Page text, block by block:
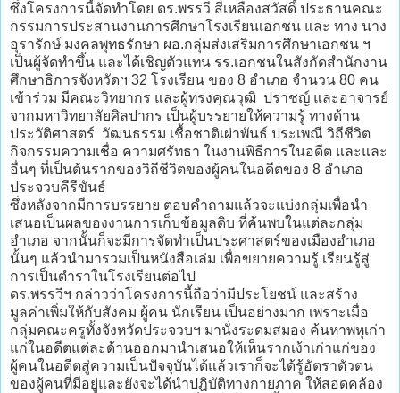
ซึ่งโครงการนี้จัดทำโดย ดร.พรรวี สีเหลืองสวัสดิ์ ประธานคณะ
กรรมการประสานงานการศึกษาโรงเรียนเอกชน และ ทาง นาง
อุรารักษ์ มงคลพุทธรักษา ผอ.กลุ่มส่งเสริมการศึกษาเอกชน ฯ
เป็นผู้จัดทำขึ้น และได้เชิญตัวแทน รร.เอกชนในสังกัดสำนักงาน
ศึกษาธิการจังหวัดฯ 32 โรงเรียน ของ 8 อำเภอ จำนวน 80 คน
เข้าร่วม มีคณะวิทยากร และผู้ทรงคุณวุฒิ ปราชญ์ และอาจารย์
จากมหาวิทยาลัยศิลปากร เป็นผู้บรรยายให้ความรู้ ทางด้าน
ประวัติศาสตร์ วัฒนธรรม เชื้อชาติเผ่าพันธ์ ประเพณี วิถีชีวิต
กิจกรรมความเชื่อ ความศรัทธา ในงานพิธีการในอดีต และและ
อื่นๆ ที่เป็นต้นรากของวิถีชีวิตของผู้คนในอดีตของ 8 อำเภอ
ประจวบคีรีขันธ์
ซึ่งหลังจากมีการบรรยาย ตอบคำถามแล้วจะแบ่งกลุ่มเพื่อนำ
เสนอเป็นผลของงานการเก็บข้อมูลดิบ ที่ค้นพบในแต่ละกลุ่ม
อำเภอ จากนั้นก็จะมีการจัดทำเป็นประศาสตร์ของเมืองอำเภอ
นั้นๆ แล้วนำมารวมเป็นหนังสือเล่ม เพื่อขยายความรู้ เรียนรู้สู่
การเป็นตำราในโรงเรียนต่อไป
ดร.พรรวีฯ กล่าวว่าโครงการนี้ถือว่ามีประโยชน์ และสร้าง
มูลค่าเพิ่มให้กับสังคม ผู้คน นักเรียน เป็นอย่างมาก เพราะเมื่อ
กลุ่มคณะครูทั้งจังหวัดประจวบฯ มานั่งระดมสมอง ค้นหาพหุเก่า
แก่ในอดีตแต่ละด้านออกมานำเสนอให้เห็นรากเง้าเก่าแก่ของ
ผู้คนในอดีตสู่ความเป็นปัจจุบันได้แล้วเราก็จะได้รู้อัตราตัวตน
ของผู้คนที่มีอยู่และยังจะได้นำปฎิบัติทางกายภาค ให้สอดคล้อง